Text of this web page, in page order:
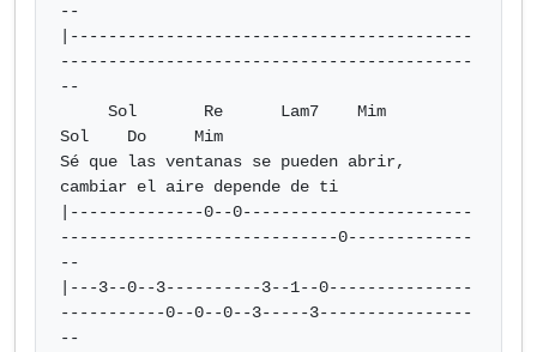
--
|------------------------------------------
-------------------------------------------
--
Sol    Do     Mim
Sé que las ventanas se pueden abrir,
cambiar el aire depende de ti
|--------------0--0------------------------
-----------------------------0-------------
--
|---3--0--3----------3--1--0---------------
-----------0--0--0--3-----3----------------
--